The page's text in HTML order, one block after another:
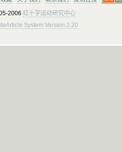
2006 红十字运动研究中心
System Version 2.20